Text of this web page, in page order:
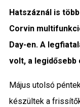
Kultúra
Gyereksarok
Hatszáznál is
Corvin
Day-en. A
volt, a legidősebb
Május utolsó
készültek a